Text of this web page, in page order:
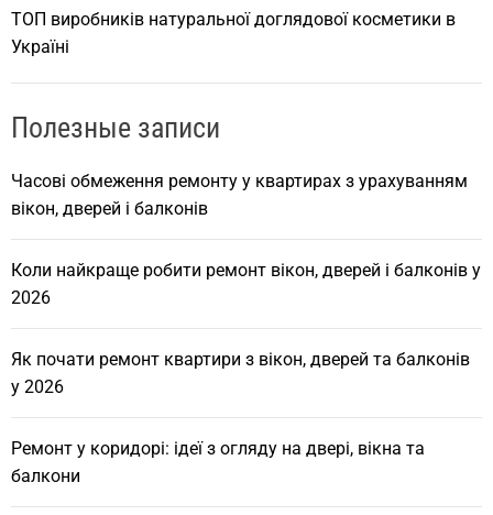
ТОП виробників натуральної доглядової косметики в
Україні
Полезные записи
Часові обмеження ремонту у квартирах з урахуванням
вікон, дверей і балконів
Коли найкраще робити ремонт вікон, дверей і балконів у
2026
Як почати ремонт квартири з вікон, дверей та балконів
у 2026
Ремонт у коридорі: ідеї з огляду на двері, вікна та
балкони